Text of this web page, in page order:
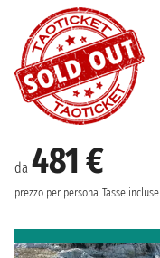
da 481 €
prezzo per persona Tasse incluse